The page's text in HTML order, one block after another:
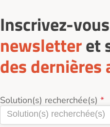
Inscrivez-
newsletteret
des dernières
Solution(s) recherchée(s)